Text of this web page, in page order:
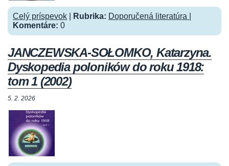
Celý príspevok Rubrika: Doporučená literatúra
Komentáre: 0
JANCZEWSKA-SOŁOMKO, Katarzyna.
Dyskopedia poloników do roku 1918:
tom 1 (2002)
5. 2. 2026